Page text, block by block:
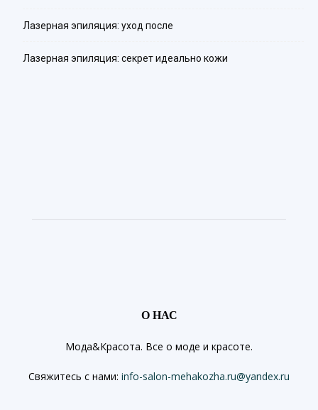
Лазерная эпиляция: уход после
Лазерная эпиляция: секрет идеально кожи
О НАС
Мода&Красота. Все о моде и красоте.
Свяжитесь с нами: info-salon-mehakozha.ru@yandex.ru